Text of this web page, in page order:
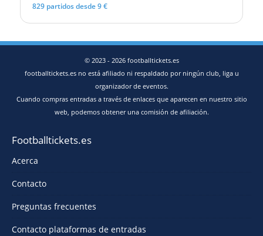
829 partidos desde 9 €
© 2023 - 2026 footballtickets.es
footballtickets.es no está afiliado ni respaldado por ningún club, liga u
organizador de eventos.
Cuando compras entradas a través de enlaces que aparecen en nuestro sitio
web, podemos obtener una comisión de afiliación.
Footballtickets.es
Acerca
Contacto
Preguntas frecuentes
Contacto plataformas de entradas